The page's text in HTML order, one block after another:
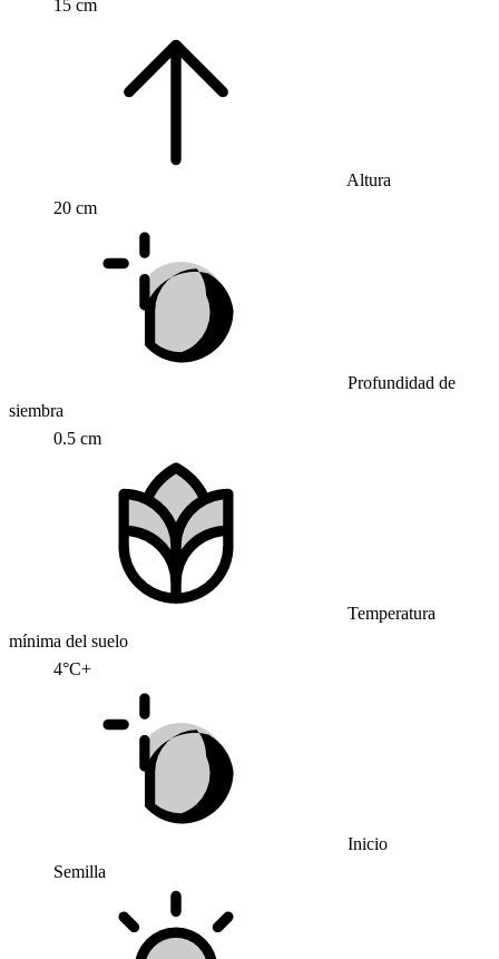
15 cm
Altura
20 cm
Profundidad de
siembra
0.5 cm
Temperatura
mínima del suelo
4°C+
Inicio
Semilla